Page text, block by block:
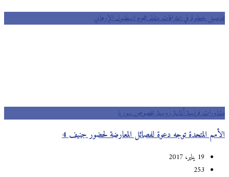
تفاصيل خطيرة في اعترافات منفذ هجوم اسطنبول الإرهابي
مشاورات فرنسية ألمانية روسية بخصوص سوريا
الأمم المتحدة توجه دعوة لفصائل المعارضة لحضور جنيف 4
19 يناير، 2017
253